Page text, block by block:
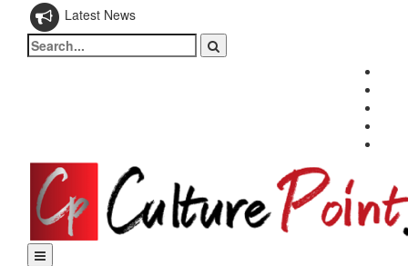
Latest News
Search
for: